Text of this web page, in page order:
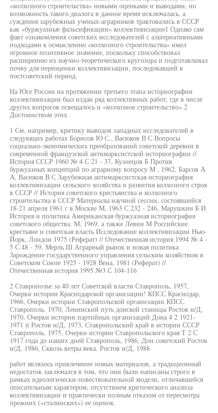
«колхозного строительства» новыми оценками и выводами, но
возможность такого диалога в данное время исключалась, а
суждения зарубежных ученых-аграрников трактовались в СССР
как «буржуазные фальсификации» коллективизации1 Однако сам
факт ознакомления советских исследователей с альтернативными
подходами к осмыслению «колхозного строительства» имел
огромное позитивное значение, поскольку способствовал
расширению их научно-теоретического кругозора и подготавливал
почву для переоценки коллективизации, последовавшей в
постсоветский период.
На Юге России на протяжении третьего этапа историографии
коллективизации был издан ряд коллективных работ, где в числе
других вопросов освещалось и «колхозное строительство».2
Достоинством этих
1 См, например, критику выводов западных исследователей в
следующих работах Борисов Ю С., Васюков В С Вопросы
социально-экономических преобразований советской деревни в
современной французской антимарксистской историографии //
История СССР 1960 № 4 С 21 - 37, Кузнецов Б Против
буржуазных концепций по аграрному вопросу М , 1962, Барсов А
А, Васюков В С Зарубежная антимарксистская историография
коллективизации сельского хозяйства и развития колхозного строя
в СССР // История советского крестьянства и колхозного
строительства в СССР Материалы научной сессии, состоявшейся
18-21 апреля 1961 г в Москве М, 1963 С 232 - 246, Марушкин Б И
История и политика Американская буржуазная историография
советского общества. М, 1969, а также Левин М Российские
крестьяне и советская власть Исследование коллективизации Нью-
Йорк, Лондон 1975 (Реферат) // Отечественная история 1994 № 4 -
5 С 48 - 59, Мерль Ш Аграрный рынок и новая политика
Зарождение государственного управления сельским хозяйством в
Советском Союзе 1925 - 1928 Вена, 1981 (Реферат) //
Отечественная история 1995 №3 С 104-116
2 Ставрополье за 40 лет Советской власти Ставрополь, 1957,
Очерки истории Краснодарской организации! КПСС Краснодар,
1966, Очерки истории Ставропольской организации КПСС
Ставрополь, 1970, Ленинский путь донской станицы Ростов н/Д,
1970, Очерки истории партийных организаций Дона 4 2 1921-
1971 it Ростов н/Д, 1973, Ставропольский край в истории СССР
Ставрополь, 1975, Очерки истории Ставропольского края Т 2 С
1917 года до наших дней Ставрополь, 1986, Дон советский Ростов
н/Д, 1986, Сквозь ветры века. Ростов н/Д, 1988
работ являлось привлечение новых материалов, а традиционный
недостаток заключался в том, что они были написаны строго в
рамках идеологически-повествовательной модели, отличавшейся
описательным характером, отсутствием критического анализа
коллективизации и практически полным отказом от пересмотра
прежних («сталинских») ее оценок.